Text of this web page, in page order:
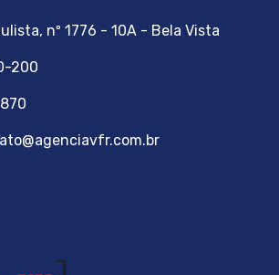
nº 1776 - 10A - Bela Vista
200